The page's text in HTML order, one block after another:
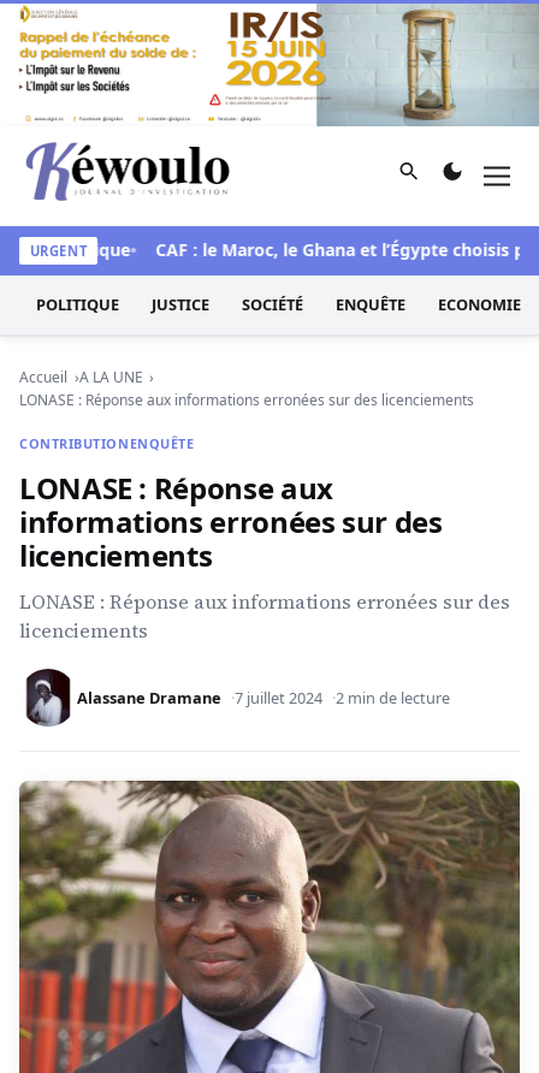
Aller au contenu
Kéwoulo, le premier site d'information et d'investigation
Rechercher
URGENT
historique CAF : le Maroc, le Ghana et l’Égypte choisis pour
POLITIQUE JUSTICE SOCIÉTÉ ENQUÊTE ECONOMIE
Accueil
A LA UNE
LONASE : Réponse aux informations erronées sur des licenciements
CONTRIBUTION ENQUÊTE
LONASE : Réponse aux
informations erronées sur des
licenciements
LONASE : Réponse aux informations erronées sur des
licenciements
Alassane Dramane 7 juillet 2024 2 min de lecture